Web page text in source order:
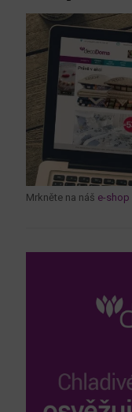
Mrkněte na náš e-shop